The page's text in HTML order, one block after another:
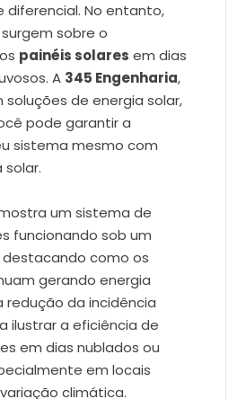
diferencial. No entanto,
sobre o
painéis solares em dias
A 345 Engenharia,
de energia solar,
pode garantir a
sistema mesmo com
solar.